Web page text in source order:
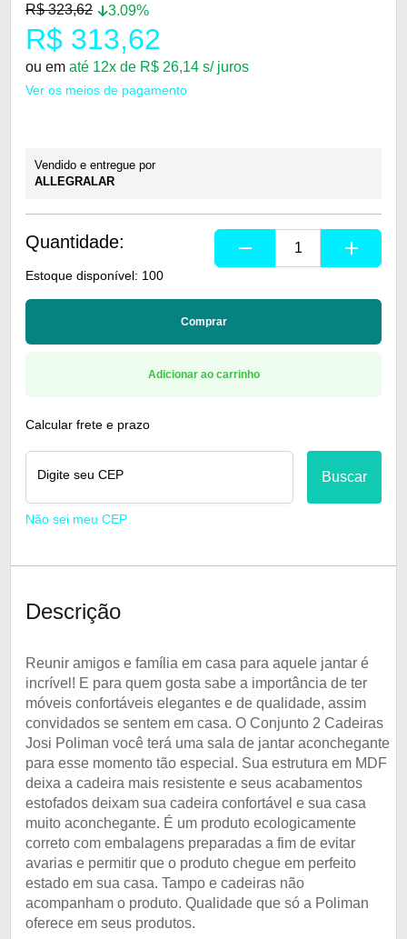
R$ 323,62 3.09%
R$ 313,62
ou em até 12x de R$ 26,14 s/ juros
Ver os meios de pagamento
Vendido e entregue por
ALLEGRALAR
Quantidade: remove add
Estoque disponível: 100
Comprar
Adicionar ao carrinho
Calcular frete e prazo
Digite seu CEP Buscar
Não sei meu CEP
Descrição
Reunir amigos e família em casa para aquele jantar é
incrível! E para quem gosta sabe a importância de ter
móveis confortáveis elegantes e de qualidade, assim
convidados se sentem em casa. O Conjunto 2 Cadeiras
Josi Poliman você terá uma sala de jantar aconchegante
para esse momento tão especial. Sua estrutura em MDF
deixa a cadeira mais resistente e seus acabamentos
estofados deixam sua cadeira confortável e sua casa
muito aconchegante. É um produto ecologicamente
correto com embalagens preparadas a fim de evitar
avarias e permitir que o produto chegue em perfeito
estado em sua casa. Tampo e cadeiras não
acompanham o produto. Qualidade que só a Poliman
oferece em seus produtos.